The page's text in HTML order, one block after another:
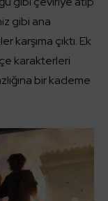
gibi ana
karşıma çıktı. Ek
karakterleri
bir kademe